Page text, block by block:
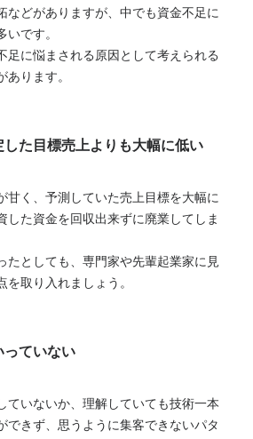
などがありますが、中でも資金不足に
いです。
足に悩まされる原因として考えられる
あります。
た目標売上よりも大幅に低い
甘く、予測していた売上目標を大幅に
した資金を回収出来ずに廃業してしま
たとしても、専門家や先輩起業家に見
を取り入れましょう。
っていない
ていないか、理解していても技術一本
できず、思うように集客できないパタ